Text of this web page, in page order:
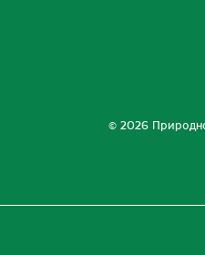
© 2026